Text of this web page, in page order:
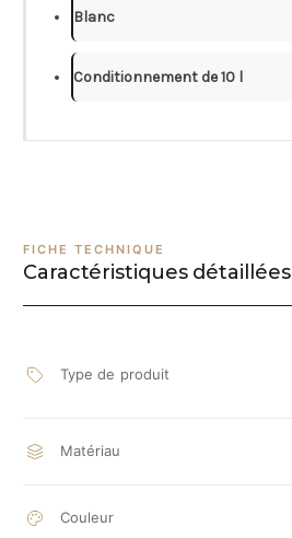
Blanc
Conditionnement de 10 l
FICHE TECHNIQUE
Caractéristiques détaillées
Type de produit
Matériau
Couleur